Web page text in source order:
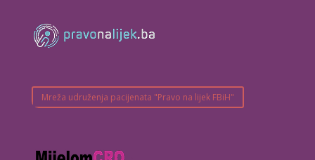
Mreža udruženja pacijenata "Pravo na lijek FBiH"